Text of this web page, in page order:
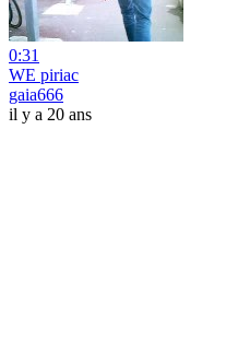
0:31
WE piriac
gaia666
il y a 20 ans